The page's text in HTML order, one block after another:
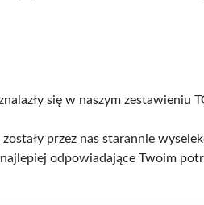
się w naszym zestawieniu
przez nas starannie
odpowiadające Twoim